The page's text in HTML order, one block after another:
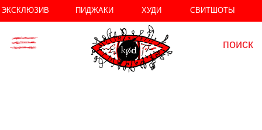
////
ЭКСКЛЮЗИВ ПИДЖАКИ ХУДИ СВИТШОТЫ